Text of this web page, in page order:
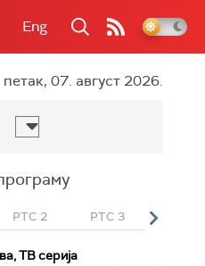
Eng
петак, 07. август 2026.
РТС 2 РТС 3 РТС
ТВ серија